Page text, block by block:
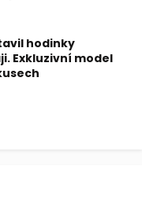
hodinky
Exkluzivní model